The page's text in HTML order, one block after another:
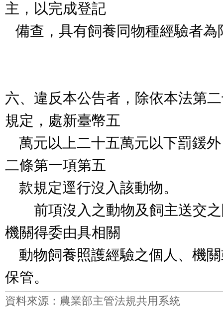
主，以完成登記
備查，具有飼養同物種經驗者為
六、違反本公告者，除依本法第
規定，處新臺幣五
萬元以上二十五萬元以下罰鍰
二條第一項第五
款規定逕行沒入該動物。
前項沒入之動物及飼主送交之
機關得委由具相關
動物飼養照護經驗之個人、機
保管。
資料來源：農業部主管法規共用系統